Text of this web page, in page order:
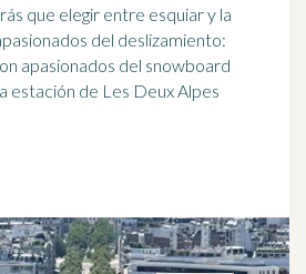
que elegir entre esquiar y la
del deslizamiento:
apasionados del snowboard
estación de Les Deux Alpes